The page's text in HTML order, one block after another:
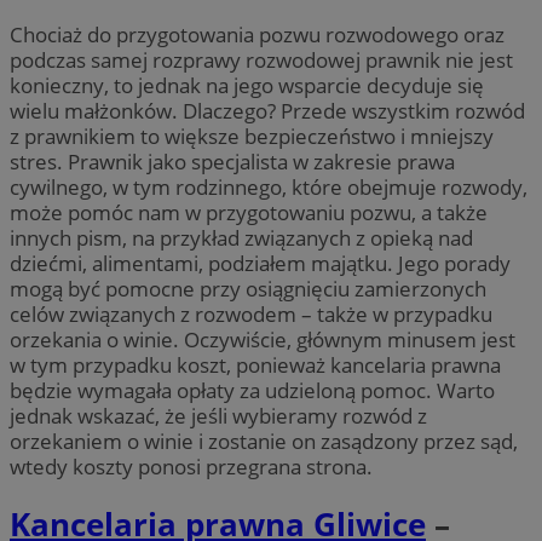
Chociaż do przygotowania pozwu rozwodowego oraz
podczas samej rozprawy rozwodowej prawnik nie jest
konieczny, to jednak na jego wsparcie decyduje się
wielu małżonków. Dlaczego? Przede wszystkim rozwód
z prawnikiem to większe bezpieczeństwo i mniejszy
stres. Prawnik jako specjalista w zakresie prawa
cywilnego, w tym rodzinnego, które obejmuje rozwody,
może pomóc nam w przygotowaniu pozwu, a także
innych pism, na przykład związanych z opieką nad
dziećmi, alimentami, podziałem majątku. Jego porady
mogą być pomocne przy osiągnięciu zamierzonych
celów związanych z rozwodem – także w przypadku
orzekania o winie. Oczywiście, głównym minusem jest
w tym przypadku koszt, ponieważ kancelaria prawna
będzie wymagała opłaty za udzieloną pomoc. Warto
jednak wskazać, że jeśli wybieramy rozwód z
orzekaniem o winie i zostanie on zasądzony przez sąd,
wtedy koszty ponosi przegrana strona.
Kancelaria prawna Gliwice –